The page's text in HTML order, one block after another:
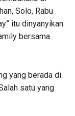
Solo, Rabu
itu dinyanyikan
bersama
yang berada di
satu yang